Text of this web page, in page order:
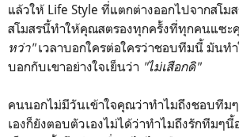
แล้วให้ Life Style ที่แตกต่างออกไปจากสโม
สโมสรนี้ทำให้คุณสตรองทุกครั้งที่ทุกคนแซะ
หว่า"เวลาบอกใครต่อใครว่าชอบทีมนี้ มันท
บอกกับเขาอย่างใจเย็นว่า "ไม่เสือกดิ"
คนนอกไม่มีวันเข้าใจคุณว่าทำไมถึงชอบที
เองก็ยังตอบตัวเองไม่ได้ว่าทำไมถึงรักทีมๆ